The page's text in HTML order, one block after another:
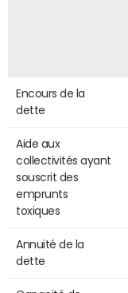
Encours de la
dette
Aide aux
collectivités ayant
souscrit des
emprunts
toxiques
Annuité de la
dette